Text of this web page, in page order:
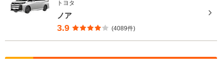
トヨタ
ノア
3.9 (4089件)